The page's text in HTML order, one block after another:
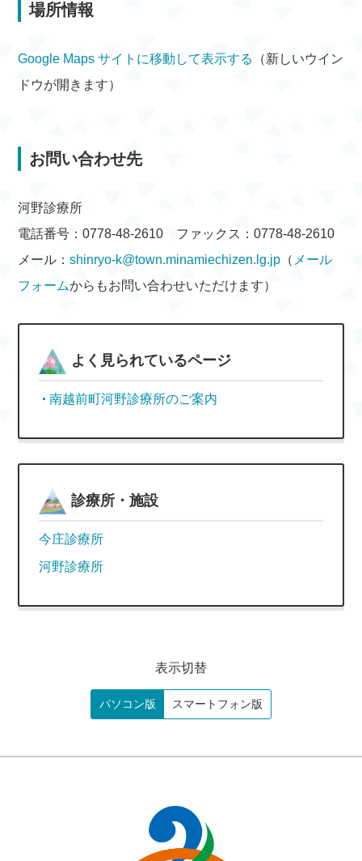
場所情報
Google Maps サイトに移動して表示する
（新しいウイン
ドウが開きます）
お問い合わせ先
河野診療所
電話番号：0778-48-2610 ファックス：0778-48-2610
メール：shinryo-k@town.minamiechizen.lg.jp （ メール
フォームからもお問い合わせいただけます）
よく見られているページ
南越前町河野診療所のご案内
診療所・施設
今庄診療所
河野診療所
表示切替
パソコン版 スマートフォン版